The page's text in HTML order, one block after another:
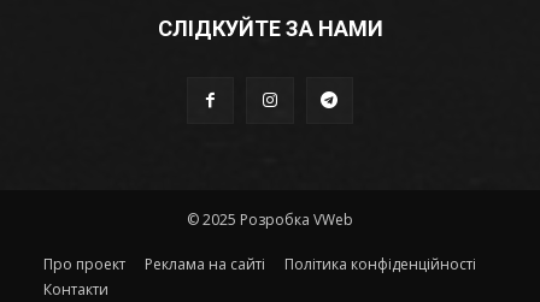
СЛІДКУЙТЕ ЗА НАМИ
© 2025 Розробка VWeb
Про проект Реклама на сайті
Політика конфіденційності
Контакти